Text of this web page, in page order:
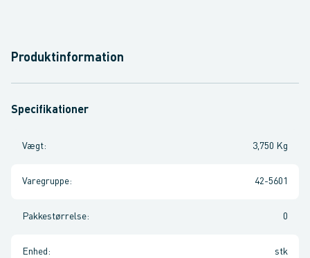
Produktinformation
Specifikationer
Vægt: 3,750 Kg
Varegruppe: 42-5601
Pakkestørrelse: 0
Enhed : stk